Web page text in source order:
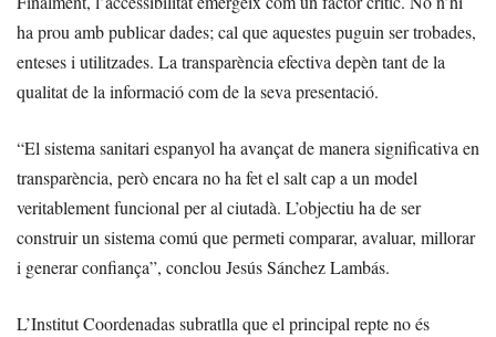
ha prou amb publicar dades; cal que aquestes puguin ser trobades,
enteses i utilitzades. La transparència efectiva depèn tant de la
qualitat de la informació com de la seva presentació.
“El sistema sanitari espanyol ha avançat de manera significativa en
transparència, però encara no ha fet el salt cap a un model
veritablement funcional per al ciutadà. L’objectiu ha de ser
construir un sistema comú que permeti comparar, avaluar, millorar
i generar confiança”, conclou Jesús Sánchez Lambás.
L’Institut Coordenadas subratlla que el principal repte no és